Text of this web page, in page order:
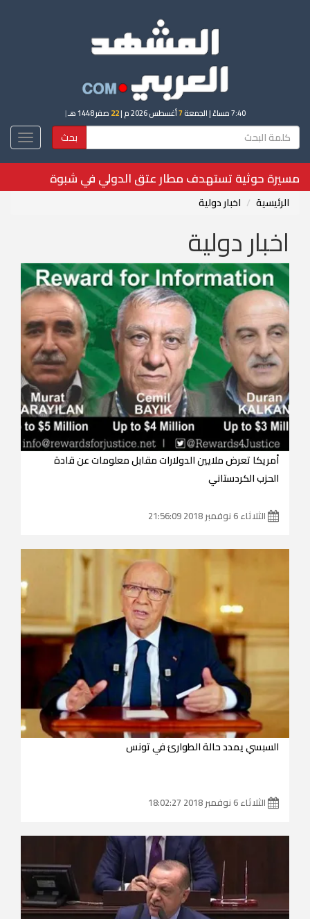
7:40 مساءً | الجمعة7أغسطس 2026 م | 22 صفر 1448 هـ |
بحث
ترامب يجدد تحركاته لعزل عضوة الفيدرالي "ليزا كوك"
الرئيسية اخبار دولية
اخبار دولية
أمريكا تعرض ملايين الدولارات مقابل معلومات عن قادة
الحزب الكردستاني
الثلاثاء 6 نوفمبر 2018 21:56:09
السبسي يمدد حالة الطوارئ في تونس
الثلاثاء 6 نوفمبر 2018 18:02:27